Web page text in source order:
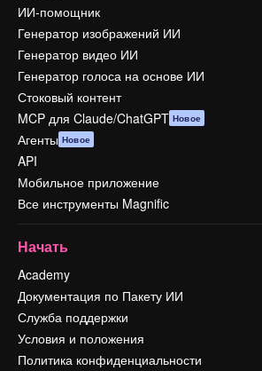
ИИ-помощник
Генератор изображений ИИ
Генератор видео ИИ
Генератор голоса на основе ИИ
Стоковый контент
MCP для Claude/ChatGPT Новое
Агенты Новое
API
Мобильное приложение
Все инструменты Magnific
Начать
Academy
Документация по Пакету ИИ
Служба поддержки
Условия и положения
Политика конфиденциальности